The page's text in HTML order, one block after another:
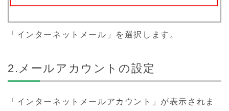
「インターネットメール」を選択します。
2.メールアカウントの設定
「インターネットメールアカウント」が表示されま